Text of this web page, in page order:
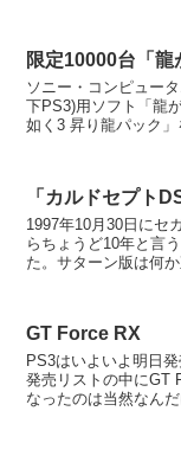
限定10000台「
ソニー・コンピュー
下PS3)用ソフト「龍
如く3 昇り龍パック
「カルドセプト
1997年10月30日にセ
らちょうど10年と言
た。サターン版は何
GT Force RX
PS3はいよいよ明日
発売リストの中にGT
なったのは当然なん